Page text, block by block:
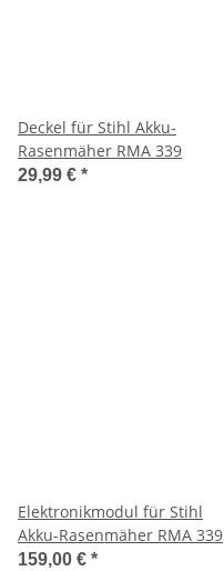
Deckel für Stihl Akku-
Rasenmäher RMA 339
29,99 € *
Elektronikmodul für Stihl
Akku-Rasenmäher RMA 339
159,00 € *